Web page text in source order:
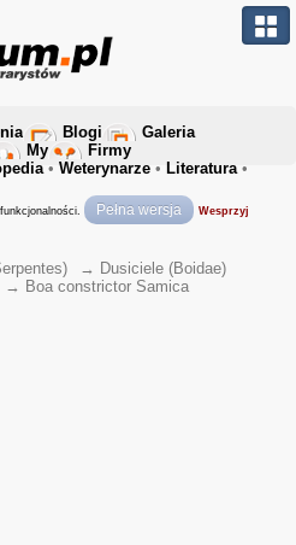
Blogi
Galeria
My
Firmy
• Weterynarze • Literatura•
Pełna wersja Wesprzyj
→ Dusiciele (Boidae)
→ Boa constrictor Samica